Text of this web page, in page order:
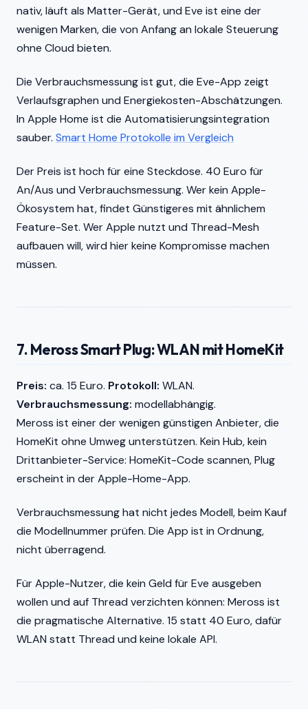
nativ, läuft als Matter-Gerät, und Eve ist eine der
wenigen Marken, die von Anfang an lokale Steuerung
ohne Cloud bieten.
Die Verbrauchsmessung ist gut, die Eve-App zeigt
Verlaufsgraphen und Energiekosten-Abschätzungen.
In Apple Home ist die Automatisierungsintegration
sauber. Smart Home Protokolle im Vergleich
Der Preis ist hoch für eine Steckdose. 40 Euro für
An/Aus und Verbrauchsmessung. Wer kein Apple-
Ökosystem hat, findet Günstigeres mit ähnlichem
Feature-Set. Wer Apple nutzt und Thread-Mesh
aufbauen will, wird hier keine Kompromisse machen
müssen.
7. Meross Smart Plug: WLAN mit HomeKit
Preis: ca. 15 Euro. Protokoll: WLAN.
Verbrauchsmessung: modellabhängig.
Meross ist einer der wenigen günstigen Anbieter, die
HomeKit ohne Umweg unterstützen. Kein Hub, kein
Drittanbieter-Service: HomeKit-Code scannen, Plug
erscheint in der Apple-Home-App.
Verbrauchsmessung hat nicht jedes Modell, beim Kauf
die Modellnummer prüfen. Die App ist in Ordnung,
nicht überragend.
Für Apple-Nutzer, die kein Geld für Eve ausgeben
wollen und auf Thread verzichten können: Meross ist
die pragmatische Alternative. 15 statt 40 Euro, dafür
WLAN statt Thread und keine lokale API.